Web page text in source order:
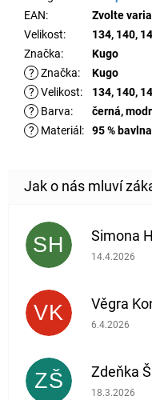
EAN:
Zvolte
Velikost:
134, 140,
Značka:
Kugo
? Značka:
Kugo
? Velikost:
134, 140,
?
Barva:
černá,
?
Materiál : 95 %
SH Simona
Hodnocení
14.4.2026
VK Věgra
Hodnocení
6.4.2026
ZŠ Zdeňka
Hodnocení
18.3.2026